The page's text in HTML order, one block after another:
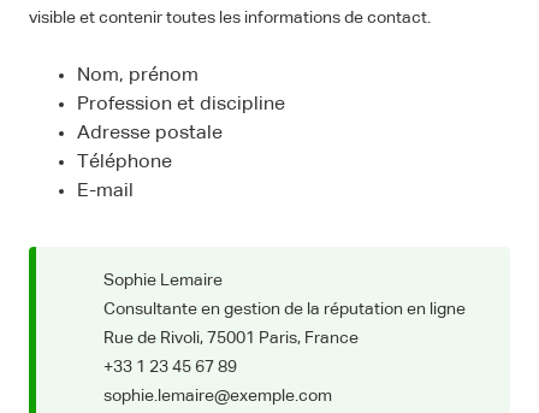
visible et contenir toutes les informations de contact.
Nom, prénom
Profession et discipline
Adresse postale
Téléphone
E-mail
Sophie Lemaire
Consultante en gestion de la réputation en ligne
Rue de Rivoli, 75001 Paris, France
+33 1 23 45 67 89
sophie.lemaire@exemple.com